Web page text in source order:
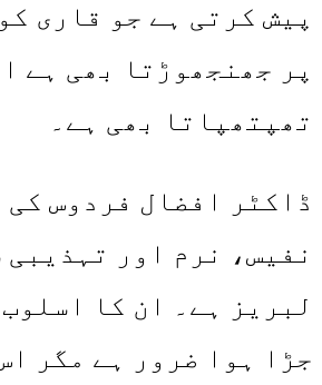
پیش کرتی ہے جو قاری
پر جھنجھوڑتا بھی ہے
تھپتھپاتا بھی ہے۔
ڈاکٹر افضال فردوس
نفیس، نرم اور تہذیبی
لبریز ہے۔ ان کا
جڑا ہوا ضرور ہے مگر